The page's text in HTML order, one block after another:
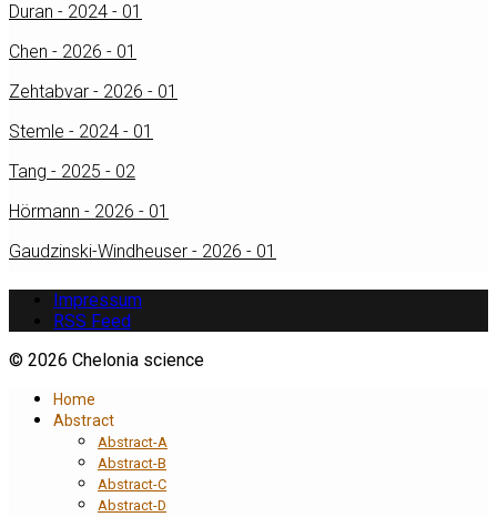
Duran - 2024 - 01
Chen - 2026 - 01
Zehtabvar - 2026 - 01
Stemle - 2024 - 01
Tang - 2025 - 02
Hörmann - 2026 - 01
Gaudzinski-Windheuser - 2026 - 01
Impressum
RSS Feed
© 2026 Chelonia science
Home
Abstract
Abstract-A
Abstract-B
Abstract-C
Abstract-D